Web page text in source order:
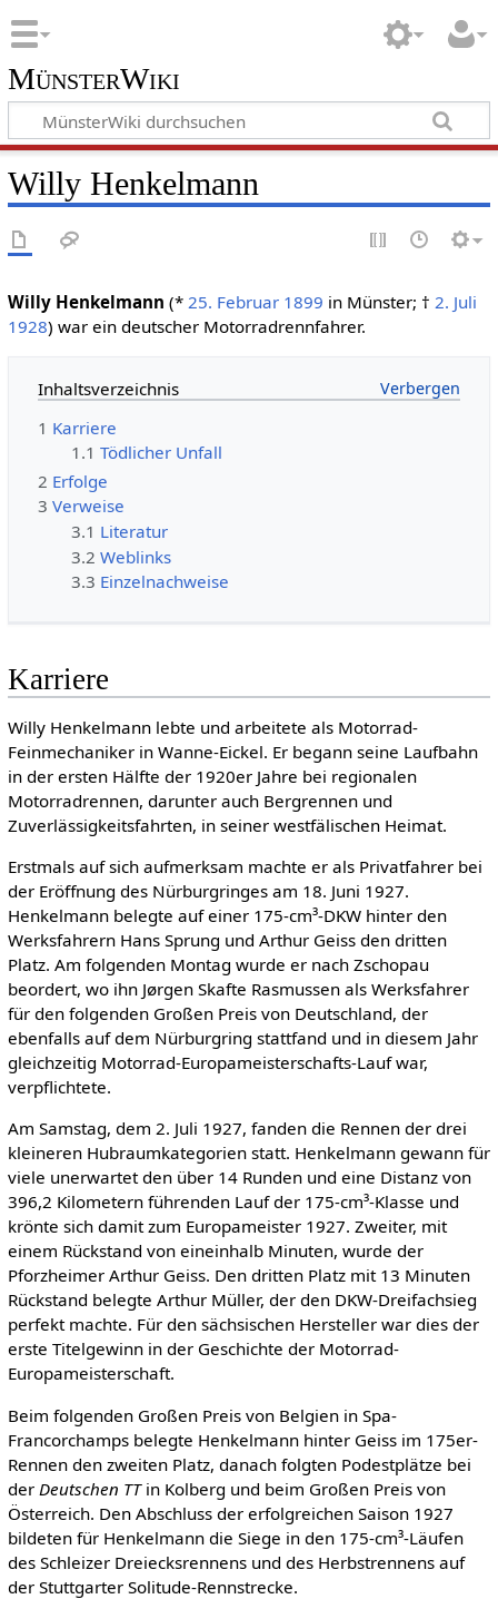
MünsterWiki
Willy Henkelmann
Willy Henkelmann (* 25. Februar 1899 in Münster; † 2. Juli
1928) war ein deutscher Motorradrennfahrer.
Inhaltsverzeichnis
1 Karriere
1.1 Tödlicher Unfall
2 Erfolge
3 Verweise
3.1 Literatur
3.2 Weblinks
3.3 Einzelnachweise
Karriere
Willy Henkelmann lebte und arbeitete als Motorrad-
Feinmechaniker in Wanne-Eickel. Er begann seine Laufbahn
in der ersten Hälfte der 1920er Jahre bei regionalen
Motorradrennen, darunter auch Bergrennen und
Zuverlässigkeitsfahrten, in seiner westfälischen Heimat.
Erstmals auf sich aufmerksam machte er als Privatfahrer bei
der Eröffnung des Nürburgringes am 18. Juni 1927.
Henkelmann belegte auf einer 175-cm³-DKW hinter den
Werksfahrern Hans Sprung und Arthur Geiss den dritten
Platz. Am folgenden Montag wurde er nach Zschopau
beordert, wo ihn Jørgen Skafte Rasmussen als Werksfahrer
für den folgenden Großen Preis von Deutschland, der
ebenfalls auf dem Nürburgring stattfand und in diesem Jahr
gleichzeitig Motorrad-Europameisterschafts-Lauf war,
verpflichtete.
Am Samstag, dem 2. Juli 1927, fanden die Rennen der drei
kleineren Hubraumkategorien statt. Henkelmann gewann für
viele unerwartet den über 14 Runden und eine Distanz von
396,2 Kilometern führenden Lauf der 175-cm³-Klasse und
krönte sich damit zum Europameister 1927. Zweiter, mit
einem Rückstand von eineinhalb Minuten, wurde der
Pforzheimer Arthur Geiss. Den dritten Platz mit 13 Minuten
Rückstand belegte Arthur Müller, der den DKW-Dreifachsieg
perfekt machte. Für den sächsischen Hersteller war dies der
erste Titelgewinn in der Geschichte der Motorrad-
Europameisterschaft.
Beim folgenden Großen Preis von Belgien in Spa-
Francorchamps belegte Henkelmann hinter Geiss im 175er-
Rennen den zweiten Platz, danach folgten Podestplätze bei
der Deutschen TTin Kolberg und beim Großen Preis von
Österreich. Den Abschluss der erfolgreichen Saison 1927
bildeten für Henkelmann die Siege in den 175-cm³-Läufen
des Schleizer Dreiecksrennens und des Herbstrennens auf
der Stuttgarter Solitude-Rennstrecke.